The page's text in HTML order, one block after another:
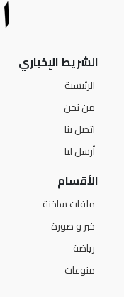
الشريط الإخباري
الرئيسية
من نحن
اتصل بنا
أرسل لنا
الأقسام
ملفات ساخنة
خبر و صورة
رياضة
منوعات